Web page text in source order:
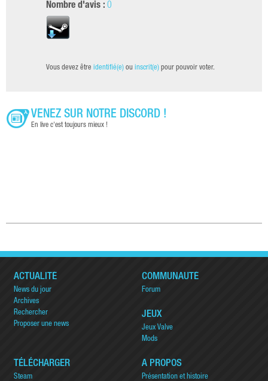
Nombre d'avis : 0
Vous devez être identifié(e) ou inscrit(e) pour pouvoir voter.
VENEZ SUR NOTRE DISCORD !
En live c'est toujours mieux !
ACTUALITÉ
News du jour
Archives
Rechercher
Proposer une news
COMMUNAUTÉ
Forum
JEUX
Jeux Valve
Mods
TÉLÉCHARGER
Steam
A PROPOS
Présentation et histoire